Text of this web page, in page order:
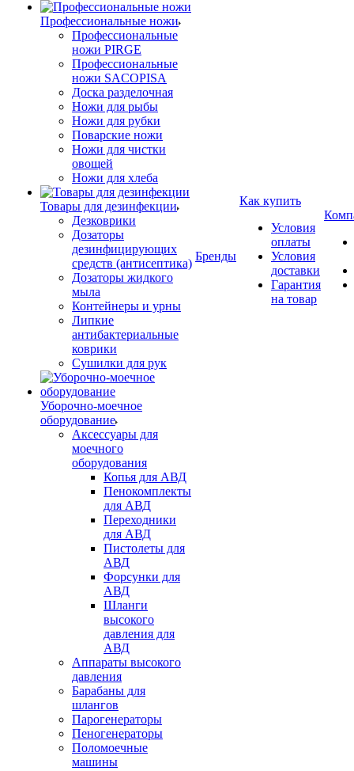
Профессиональные ножи
Профессиональные
ножи PIRGE
Профессиональные
ножи SACOPISA
Доска разделочная
Ножи для рыбы
Ножи для рубки
Поварские ножи
Ножи для чистки
овощей
Ножи для хлеба
Товары для дезинфекции
Дезковрики
Дозаторы
дезинфицирующих
средств (антисептика)
Дозаторы жидкого
мыла
Контейнеры и урны
Липкие
антибактериальные
коврики
Сушилки для рук
Уборочно-моечное
оборудование
Аксессуары для
моечного
оборудования
Копья для АВД
Пенокомплекты
для АВД
Переходники
для АВД
Пистолеты для
АВД
Форсунки для
АВД
Шланги
высокого
давления для
АВД
Аппараты высокого
давления
Барабаны для
шлангов
Парогенераторы
Пеногенераторы
Поломоечные
машины
Бренды
Как купить
Условия
оплаты
Условия
доставки
Гарантия
на товар